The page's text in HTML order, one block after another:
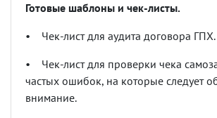
Готовые шаблоны и чек-листы.
• Чек-лист для аудита договора ГПХ.
• Чек-лист для проверки чека
частых ошибок, на которые следует
внимание.